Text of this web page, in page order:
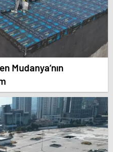
Mudanya’nın